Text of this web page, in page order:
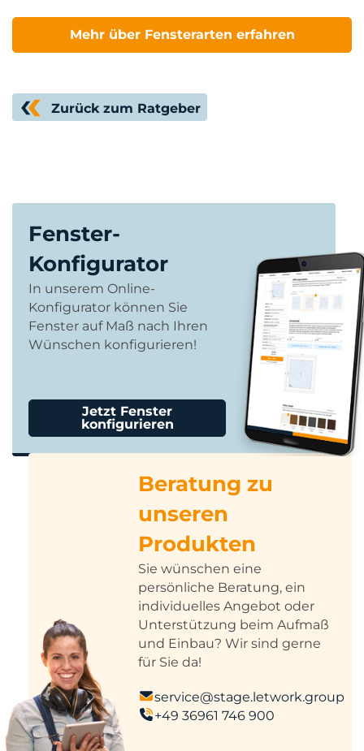
Mehr über Fensterarten erfahren
Zurück zum Ratgeber
Fenster-
Konfigurator
In unserem Online-
Konfigurator können Sie
Fenster auf Maß nach Ihren
Wünschen konfigurieren!
Jetzt Fenster
konfigurieren
Beratung zu
unseren
Produkten
Sie wünschen eine
persönliche Beratung, ein
individuelles Angebot oder
Unterstützung beim Aufmaß
und Einbau? Wir sind gerne
für Sie da!
service@stage.letwork.group
+49 36961 746 900